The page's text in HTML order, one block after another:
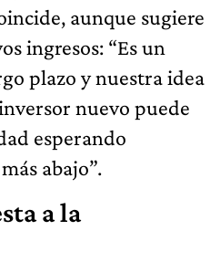
aunque sugiere
ingresos: “Es un
plazo y nuestra idea
nuevo puede
esperando
abajo”.
a la